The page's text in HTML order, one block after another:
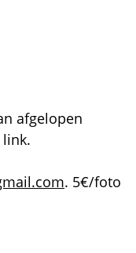
afgelopen
. 5€/foto